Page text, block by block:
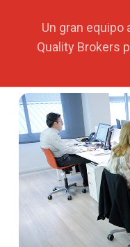
Un gran equipo
Quality Brokers